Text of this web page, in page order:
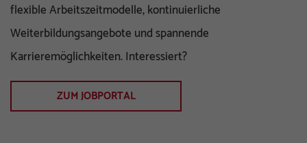
flexible Arbeitszeitmodelle, kontinuierliche
Weiterbildungsangebote und spannende
Karrieremöglichkeiten. Interessiert?
ZUM JOBPORTAL